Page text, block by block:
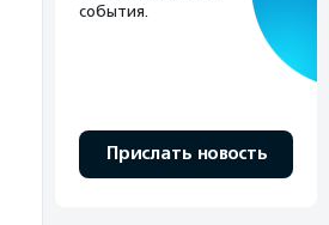
события.
Прислать новость